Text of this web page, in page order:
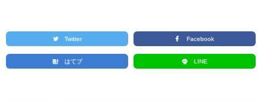
Twitter Facebook
はてブ LINE